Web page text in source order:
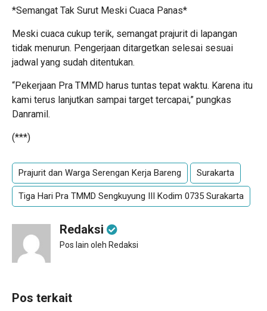
*Semangat Tak Surut Meski Cuaca Panas*
Meski cuaca cukup terik, semangat prajurit di lapangan
tidak menurun. Pengerjaan ditargetkan selesai sesuai
jadwal yang sudah ditentukan.
“Pekerjaan Pra TMMD harus tuntas tepat waktu. Karena itu
kami terus lanjutkan sampai target tercapai,” pungkas
Danramil.
(***)
Prajurit dan Warga Serengan Kerja Bareng Surakarta
Tiga Hari Pra TMMD Sengkuyung III Kodim 0735 Surakarta
Redaksi
Pos lain oleh Redaksi
Pos terkait